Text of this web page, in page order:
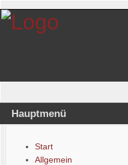
Hauptmenü
Start
Allgemein